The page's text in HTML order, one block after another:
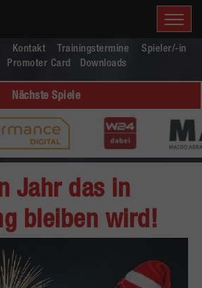
Kontakt Trainingstermine
Spieler/-in
Promoter Card Downloads
Nächste Spiele
Jahr das in
bleiben wird!